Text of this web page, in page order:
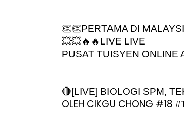
👏👏PERTAMA DI
💥💥🔥🔥LIVE LIVE
PUSAT TUISYEN ONLINE
🔴[LIVE] BIOLOGI SPM,
OLEH CIKGU CHONG #18